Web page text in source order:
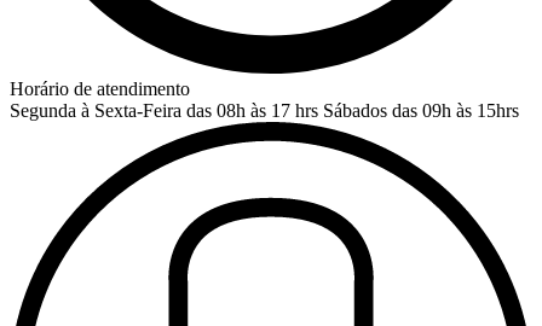
Horário de atendimento
Segunda à Sexta-Feira das 08h às 17 hrs Sábados das 09h às 15hrs